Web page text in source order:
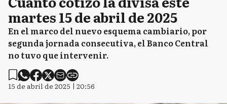
martes 15 de abril de 2025
En el marco del nuevo esquema cambiario, por
segunda jornada consecutiva, el Banco Central
no tuvo que intervenir.
15 de abril de 2025 | 20:56